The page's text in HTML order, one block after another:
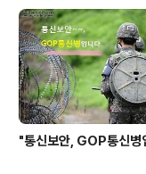
"통신보안, GOP통신병